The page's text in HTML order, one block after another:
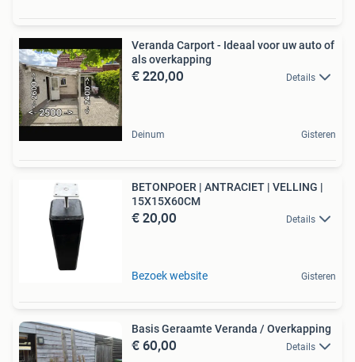
Veranda Carport - Ideaal voor uw auto of
als overkapping
€ 220,00 Details
Deinum Gisteren
BETONPOER | ANTRACIET | VELLING |
15X15X60CM
€ 20,00 Details
Bezoek website Gisteren
Basis Geraamte Veranda / Overkapping
€ 60,00 Details